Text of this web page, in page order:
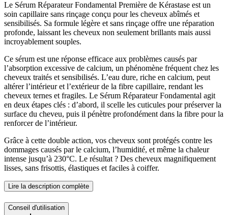
Le Sérum Réparateur Fondamental Première de Kérastase est un
soin capillaire sans rinçage conçu pour les cheveux abîmés et
sensibilisés. Sa formule légère et sans rinçage offre une réparation
profonde, laissant les cheveux non seulement brillants mais aussi
incroyablement souples.
Ce sérum est une réponse efficace aux problèmes causés par
l’absorption excessive de calcium, un phénomène fréquent chez les
cheveux traités et sensibilisés. L’eau dure, riche en calcium, peut
altérer l’intérieur et l’extérieur de la fibre capillaire, rendant les
cheveux ternes et fragiles. Le Sérum Réparateur Fondamental agit
en deux étapes clés : d’abord, il scelle les cuticules pour préserver la
surface du cheveu, puis il pénètre profondément dans la fibre pour la
renforcer de l’intérieur.
Grâce à cette double action, vos cheveux sont protégés contre les
dommages causés par le calcium, l’humidité, et même la chaleur
intense jusqu’à 230°C. Le résultat ? Des cheveux magnifiquement
lisses, sans frisottis, élastiques et faciles à coiffer.
Lire la description complète
Conseil d'utilisation